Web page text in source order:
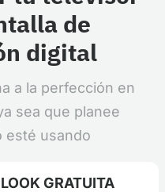
de
digital
a la perfección en
sea que planee
esté usando
GRATUITA